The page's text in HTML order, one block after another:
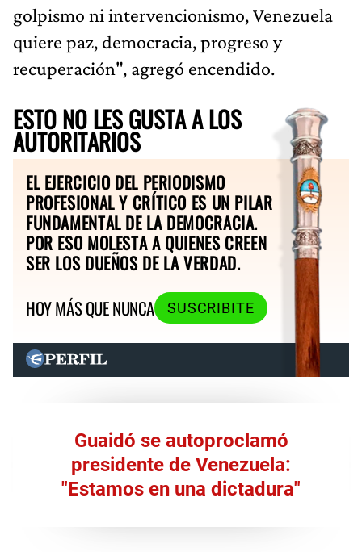
golpismo ni intervencionismo, Venezuela
quiere paz, democracia, progreso y
recuperación", agregó encendido.
ESTO NO LES GUSTA A LOS
AUTORITARIOS
EL EJERCICIO DEL PERIODISMO
PROFESIONAL Y CRÍTICO ES UN PILAR
FUNDAMENTAL DE LA DEMOCRACIA.
POR ESO MOLESTA A QUIENES CREEN
SER LOS DUEÑOS DE LA VERDAD.
HOY MÁS QUE NUNCA
SUSCRIBITE
Guaidó se autoproclamó
presidente de Venezuela:
"Estamos en una dictadura"